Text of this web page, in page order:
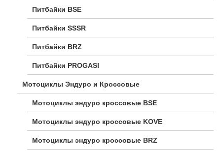
Питбайки BSE
Питбайки SSSR
Питбайки BRZ
Питбайки PROGASI
Мотоциклы Эндуро и Кроссовые
Мотоциклы эндуро кроссовые BSE
Мотоциклы эндуро кроссовые KOVE
Мотоциклы эндуро кроссовые BRZ